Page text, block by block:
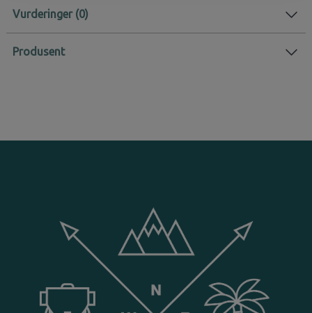
Vurderinger
Produsent